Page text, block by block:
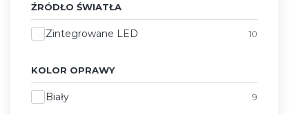
ŹRÓDŁO ŚWIATŁA
Źródło światła
Zintegrowane LED 10
KOLOR OPRAWY
Kolor oprawy
Biały 9